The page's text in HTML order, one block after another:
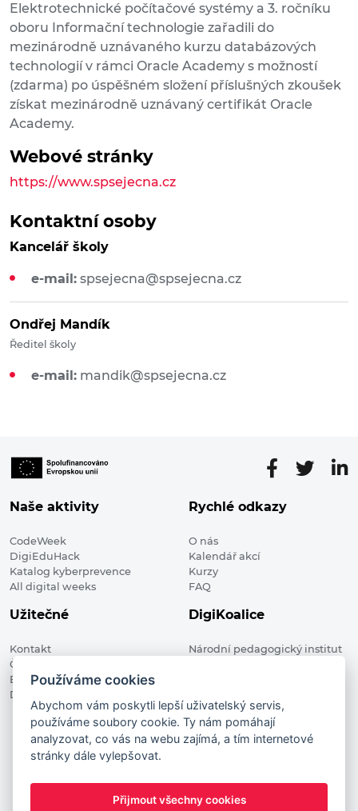
Elektrotechnické počítačové systémy a 3. ročníku
oboru Informační technologie zařadili do
mezinárodně uznávaného kurzu databázových
technologií v rámci Oracle Academy s možností
(zdarma) po úspěšném složení příslušných zkoušek
získat mezinárodně uznávaný certifikát Oracle
Academy.
Webové stránky
https://www.spsejecna.cz
Kontaktní osoby
Kancelář školy
e-mail: spsejecna@spsejecna.cz
Ondřej Mandík
Ředitel školy
e-mail: mandik@spsejecna.cz
Naše aktivity
CodeWeek
DigiEduHack
Katalog kyberprevence
All digital weeks
Rychlé odkazy
O nás
Kalendář akcí
Kurzy
FAQ
Užitečné
Kontakt
Členské organizace
Blog
Digitalizace ve vzdělávání
DigiKoalice
Národní pedagogický institut
DigiKoalice 2021. All rights reserved
Vstup do administrace
This project has received funding from the European
Commission Innovation and Networks Executive Agency (now
Používáme cookies
Abychom vám poskytli lepší uživatelský servis,
používáme soubory cookie. Ty nám pomáhají
analyzovat, co vás na webu zajímá, a tím internetové
stránky dále vylepšovat.
Přijmout všechny cookies